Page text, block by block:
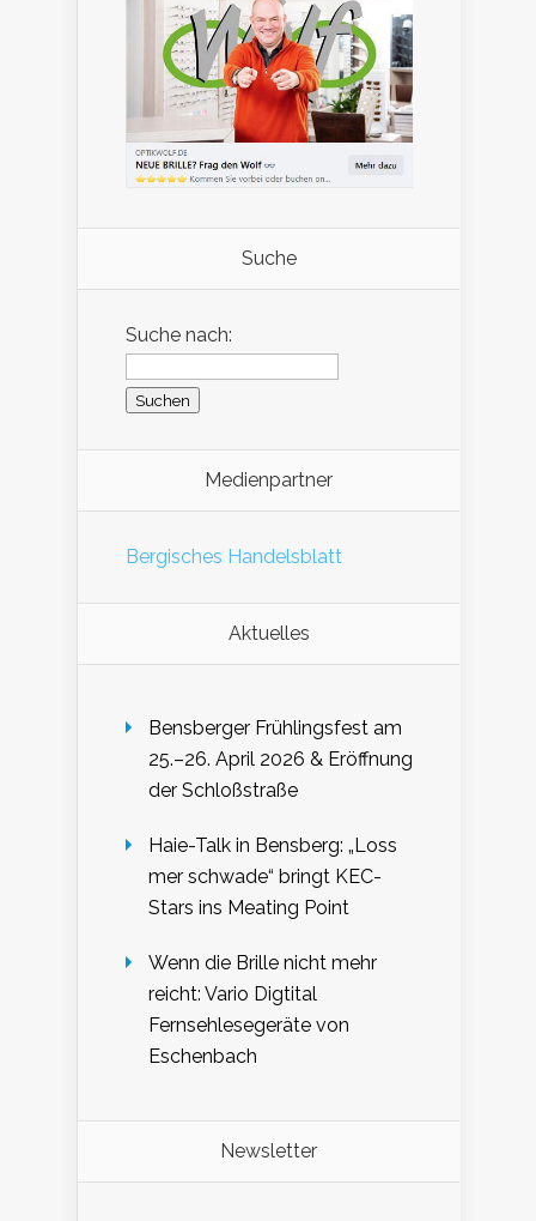
Suche
Suche nach:
Medienpartner
Bergisches Handelsblatt
Aktuelles
Bensberger Frühlingsfest am
25.–26. April 2026 & Eröffnung
der Schloßstraße
Haie-Talk in Bensberg: „Loss
mer schwade“ bringt KEC-
Stars ins Meating Point
Wenn die Brille nicht mehr
reicht: Vario Digtital
Fernsehlesegeräte von
Eschenbach
Newsletter